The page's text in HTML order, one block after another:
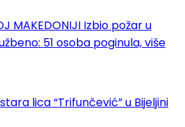
MAKEDONIJI Izbio požar u
51 osoba poginula, više
lica “Trifunčević” u Bijeljini